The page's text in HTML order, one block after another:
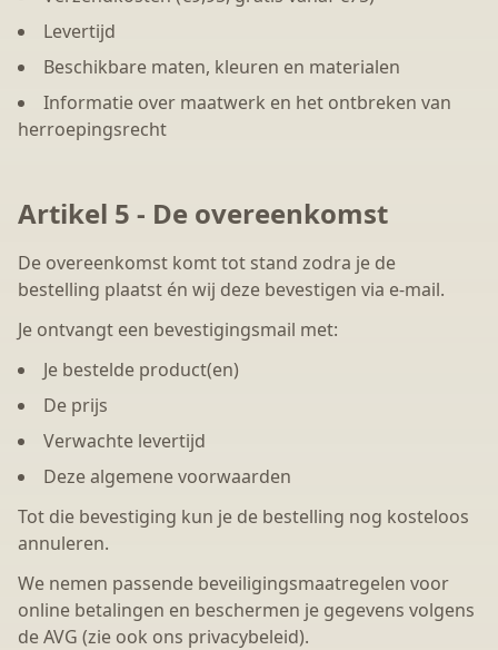
Levertijd
Beschikbare maten, kleuren en materialen
Informatie over maatwerk en het ontbreken van
herroepingsrecht
Artikel 5 - De overeenkomst
De overeenkomst komt tot stand zodra je de
bestelling plaatst én wij deze bevestigen via e-mail.
Je ontvangt een bevestigingsmail met:
Je bestelde product(en)
De prijs
Verwachte levertijd
Deze algemene voorwaarden
Tot die bevestiging kun je de bestelling nog kosteloos
annuleren.
We nemen passende beveiligingsmaatregelen voor
online betalingen en beschermen je gegevens volgens
de AVG (zie ook ons privacybeleid).